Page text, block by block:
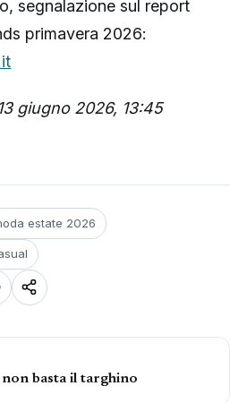
segnalazione sul report
primavera 2026:
giugno 2026, 13:45
estate 2026
basta il targhino